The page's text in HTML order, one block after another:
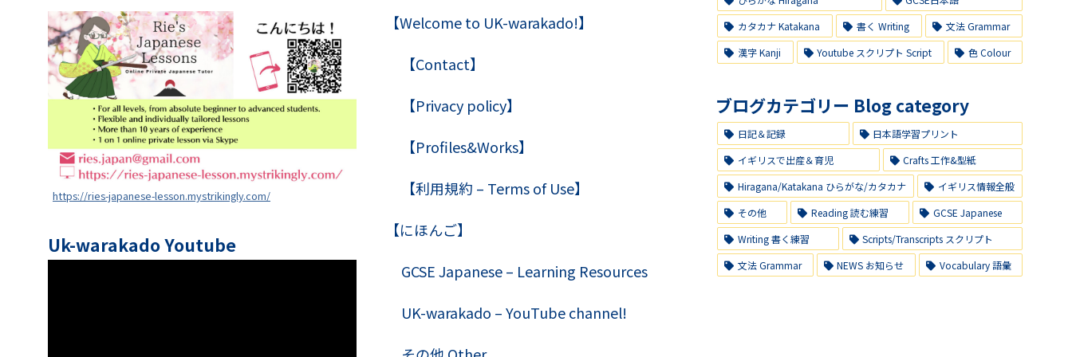
https://ries-japanese-lesson.mystrikingly.com/
Uk-warakado Youtube
【Welcome to UK-warakado!】
【Contact】
【Privacy policy】
【Profiles&Works】
【利用規約 – Terms of Use】
【にほんご】
GCSE Japanese – Learning Resources
UK-warakado – YouTube channel!
カタカナ Katakana
書く Writing
文法 Grammar
漢字 Kanji
Youtube スクリプト Script 色 Colour
ブログカテゴリー Blog category
日記＆記録
日本語学習プリント
イギリスで出産＆育児
Crafts 工作&型紙
Hiragana/Katakana ひらがな/カタカナ
イギリス情報全般
その他
Reading 読む練習
GCSE Japanese
Writing 書く練習
Scripts/Transcripts スクリプト
文法 Grammar
NEWS お知らせ Vocabulary 語彙